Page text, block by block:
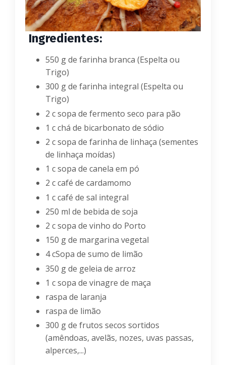
Ingredientes:
550 g de farinha branca (Espelta ou
Trigo)
300 g de farinha integral (Espelta ou
Trigo)
2 c sopa de fermento seco para pão
1 c chá de bicarbonato de sódio
2 c sopa de farinha de linhaça (sementes
de linhaça moídas)
1 c sopa de canela em pó
2 c café de cardamomo
1 c café de sal integral
250 ml de bebida de soja
2 c sopa de vinho do Porto
150 g de margarina vegetal
4 cSopa de sumo de limão
350 g de geleia de arroz
1 c sopa de vinagre de maça
raspa de laranja
raspa de limão
300 g de frutos secos sortidos
(amêndoas, avelãs, nozes, uvas passas,
alperces,...)